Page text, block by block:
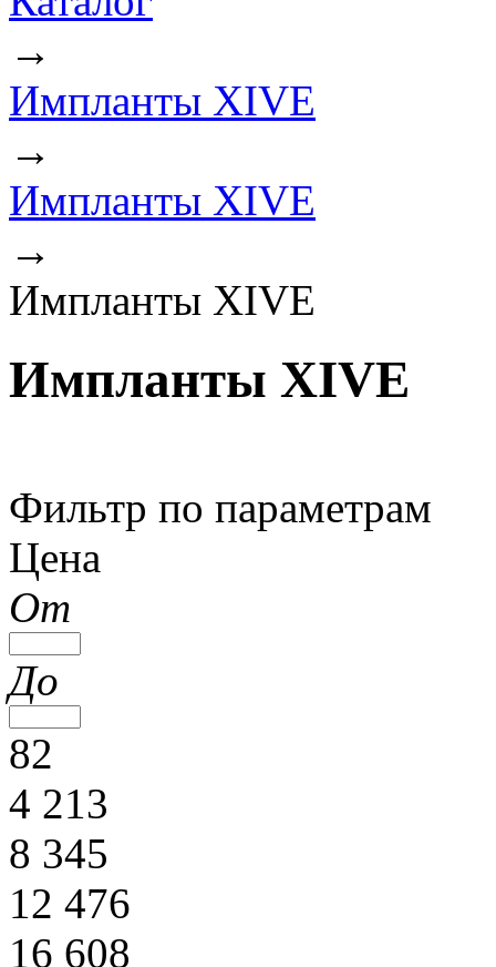
→
Импланты XIVE
→
Импланты XIVE
→
Импланты XIVE
Импланты XIVE
Фильтр по параметрам
Цена
От
До
82
4 213
8 345
12 476
16 608